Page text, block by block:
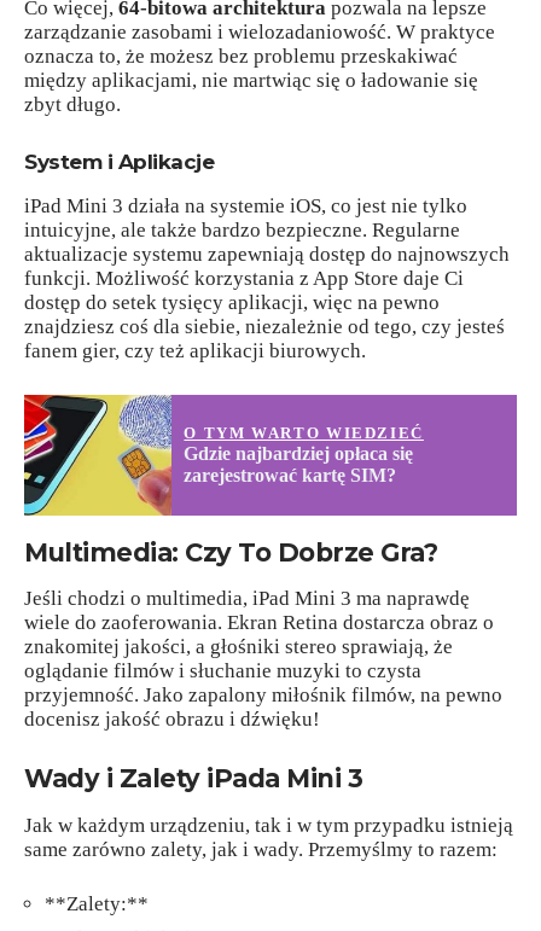
Co więcej, 64-bitowa architektura pozwala na lepsze
zarządzanie zasobami i wielozadaniowość. W praktyce
oznacza to, że możesz bez problemu przeskakiwać
między aplikacjami, nie martwiąc się o ładowanie się
zbyt długo.
System i Aplikacje
iPad Mini 3 działa na systemie iOS, co jest nie tylko
intuicyjne, ale także bardzo bezpieczne. Regularne
aktualizacje systemu zapewniają dostęp do najnowszych
funkcji. Możliwość korzystania z App Store daje Ci
dostęp do setek tysięcy aplikacji, więc na pewno
znajdziesz coś dla siebie, niezależnie od tego, czy jesteś
fanem gier, czy też aplikacji biurowych.
O TYM WARTO WIEDZIEĆ
Gdzie najbardziej opłaca się
zarejestrować kartę SIM?
Multimedia: Czy To Dobrze Gra?
Jeśli chodzi o multimedia, iPad Mini 3 ma naprawdę
wiele do zaoferowania. Ekran Retina dostarcza obraz o
znakomitej jakości, a głośniki stereo sprawiają, że
oglądanie filmów i słuchanie muzyki to czysta
przyjemność. Jako zapalony miłośnik filmów, na pewno
docenisz jakość obrazu i dźwięku!
Wady i Zalety iPada Mini 3
Jak w każdym urządzeniu, tak i w tym przypadku istnieją
same zarówno zalety, jak i wady. Przemyślmy to razem:
**Zalety:**